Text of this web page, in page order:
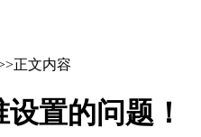
正文内容
置的问题！